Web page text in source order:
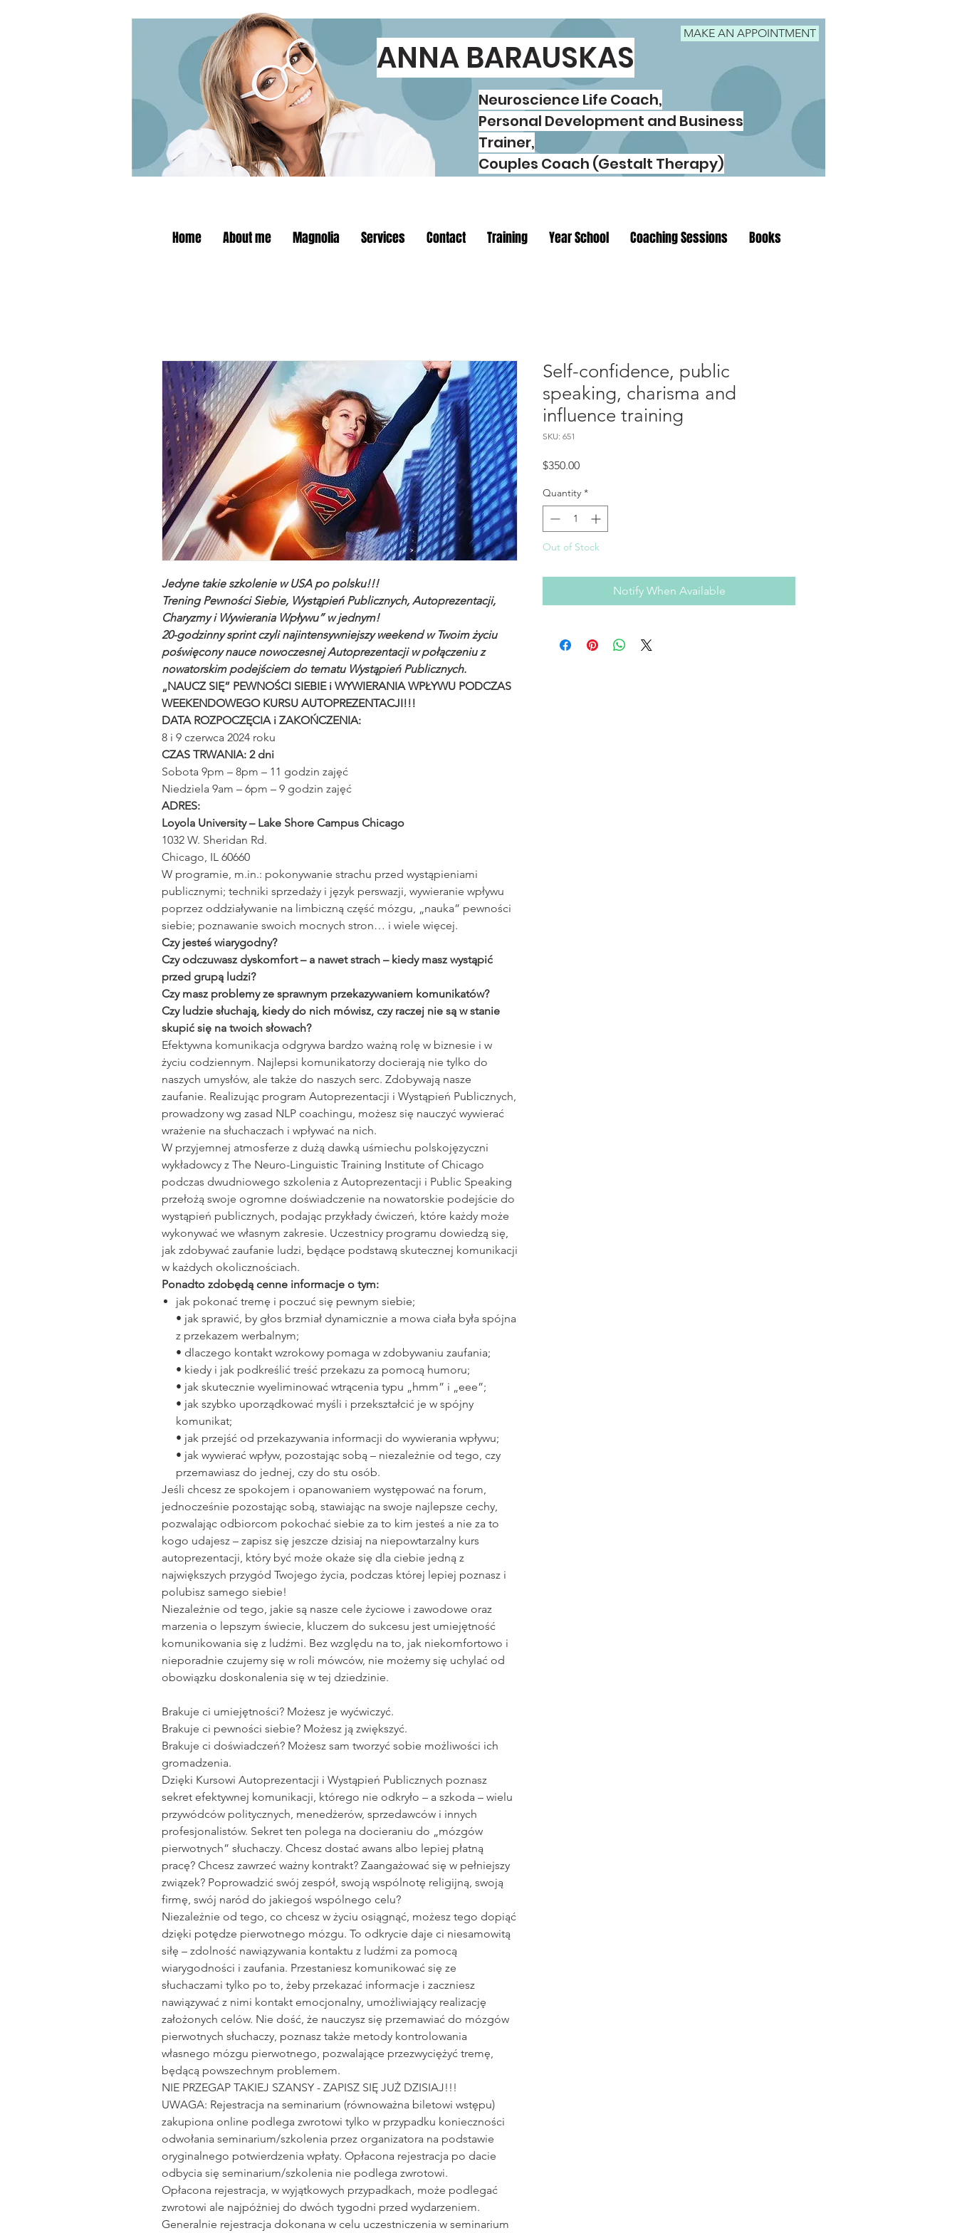
ANNA BARAUSKAS
Neuroscience Life Coach,
Personal Development and Business
Trainer,
Couples Coach (Gestalt Therapy)
MAKE AN APPOINTMENT
Home About me Magnolia Services Contact Training Year School Coaching Sessions Books
Jedyne takie szkolenie w USA po polsku!!!
Trening Pewności Siebie, Wystąpień Publicznych, Autoprezentacji,
Charyzmy i Wywierania Wpływu” w jednym!
20-godzinny sprint czyli najintensywniejszy weekend w Twoim życiu
poświęcony nauce nowoczesnej Autoprezentacji w połączeniu z
nowatorskim podejściem do tematu Wystąpień Publicznych.
„NAUCZ SIĘ” PEWNOŚCI SIEBIE i WYWIERANIA WPŁYWU PODCZAS
WEEKENDOWEGO KURSU AUTOPREZENTACJI!!!
DATA ROZPOCZĘCIA i ZAKOŃCZENIA:
8 i 9 czerwca 2024 roku
CZAS TRWANIA: 2 dni
Sobota 9pm – 8pm – 11 godzin zajęć
Niedziela 9am – 6pm – 9 godzin zajęć
ADRES:
Loyola University – Lake Shore Campus Chicago
1032 W. Sheridan Rd.
Chicago, IL 60660
W programie, m.in.: pokonywanie strachu przed wystąpieniami
publicznymi; techniki sprzedaży i język perswazji, wywieranie wpływu
poprzez oddziaływanie na limbiczną część mózgu, „nauka” pewności
siebie; poznawanie swoich mocnych stron… i wiele więcej.
Czy jesteś wiarygodny?
Czy odczuwasz dyskomfort – a nawet strach – kiedy masz wystąpić
przed grupą ludzi?
Czy masz problemy ze sprawnym przekazywaniem komunikatów?
Czy ludzie słuchają, kiedy do nich mówisz, czy raczej nie są w stanie
skupić się na twoich słowach?
Efektywna komunikacja odgrywa bardzo ważną rolę w biznesie i w
życiu codziennym. Najlepsi komunikatorzy docierają nie tylko do
naszych umysłów, ale także do naszych serc. Zdobywają nasze
zaufanie. Realizując program Autoprezentacji i Wystąpień Publicznych,
prowadzony wg zasad NLP coachingu, możesz się nauczyć wywierać
wrażenie na słuchaczach i wpływać na nich.
W przyjemnej atmosferze z dużą dawką uśmiechu polskojęzyczni
wykładowcy z The Neuro-Linguistic Training Institute of Chicago
podczas dwudniowego szkolenia z Autoprezentacji i Public Speaking
przełożą swoje ogromne doświadczenie na nowatorskie podejście do
wystąpień publicznych, podając przykłady ćwiczeń, które każdy może
wykonywać we własnym zakresie. Uczestnicy programu dowiedzą się,
jak zdobywać zaufanie ludzi, będące podstawą skutecznej komunikacji
w każdych okolicznościach.
Ponadto zdobędą cenne informacje o tym:
jak pokonać tremę i poczuć się pewnym siebie;
• jak sprawić, by głos brzmiał dynamicznie a mowa ciała była spójna
z przekazem werbalnym;
• dlaczego kontakt wzrokowy pomaga w zdobywaniu zaufania;
• kiedy i jak podkreślić treść przekazu za pomocą humoru;
• jak skutecznie wyeliminować wtrącenia typu „hmm” i „eee”;
• jak szybko uporządkować myśli i przekształcić je w spójny
komunikat;
• jak przejść od przekazywania informacji do wywierania wpływu;
• jak wywierać wpływ, pozostając sobą – niezależnie od tego, czy
przemawiasz do jednej, czy do stu osób.
Jeśli chcesz ze spokojem i opanowaniem występować na forum,
jednocześnie pozostając sobą, stawiając na swoje najlepsze cechy,
pozwalając odbiorcom pokochać siebie za to kim jesteś a nie za to
kogo udajesz – zapisz się jeszcze dzisiaj na niepowtarzalny kurs
autoprezentacji, który być może okaże się dla ciebie jedną z
największych przygód Twojego życia, podczas której lepiej poznasz i
polubisz samego siebie!
Niezależnie od tego, jakie są nasze cele życiowe i zawodowe oraz
marzenia o lepszym świecie, kluczem do sukcesu jest umiejętność
komunikowania się z ludźmi. Bez względu na to, jak niekomfortowo i
nieporadnie czujemy się w roli mówców, nie możemy się uchylać od
obowiązku doskonalenia się w tej dziedzinie.
Brakuje ci umiejętności? Możesz je wyćwiczyć.
Brakuje ci pewności siebie? Możesz ją zwiększyć.
Brakuje ci doświadczeń? Możesz sam tworzyć sobie możliwości ich
gromadzenia.
Dzięki Kursowi Autoprezentacji i Wystąpień Publicznych poznasz
sekret efektywnej komunikacji, którego nie odkryło – a szkoda – wielu
przywódców politycznych, menedżerów, sprzedawców i innych
profesjonalistów. Sekret ten polega na docieraniu do „mózgów
pierwotnych” słuchaczy. Chcesz dostać awans albo lepiej płatną
pracę? Chcesz zawrzeć ważny kontrakt? Zaangażować się w pełniejszy
związek? Poprowadzić swój zespół, swoją wspólnotę religijną, swoją
firmę, swój naród do jakiegoś wspólnego celu?
Niezależnie od tego, co chcesz w życiu osiągnąć, możesz tego dopiąć
dzięki potędze pierwotnego mózgu. To odkrycie daje ci niesamowitą
siłę – zdolność nawiązywania kontaktu z ludźmi za pomocą
wiarygodności i zaufania. Przestaniesz komunikować się ze
słuchaczami tylko po to, żeby przekazać informacje i zaczniesz
nawiązywać z nimi kontakt emocjonalny, umożliwiający realizację
założonych celów. Nie dość, że nauczysz się przemawiać do mózgów
pierwotnych słuchaczy, poznasz także metody kontrolowania
własnego mózgu pierwotnego, pozwalające przezwyciężyć tremę,
będącą powszechnym problemem.
NIE PRZEGAP TAKIEJ SZANSY - ZAPISZ SIĘ JUŻ DZISIAJ!!!
UWAGA: Rejestracja na seminarium (równoważna biletowi wstępu)
zakupiona online podlega zwrotowi tylko w przypadku konieczności
odwołania seminarium/szkolenia przez organizatora na podstawie
oryginalnego potwierdzenia wpłaty. Opłacona rejestracja po dacie
odbycia się seminarium/szkolenia nie podlega zwrotowi.
Opłacona rejestracja, w wyjątkowych przypadkach, może podlegać
zwrotowi ale najpóżniej do dwóch tygodni przed wydarzeniem.
Generalnie rejestracja dokonana w celu uczestniczenia w seminarium
Self-confidence, public
speaking, charisma and
influence training
SKU: 651
$350.00Price
Quantity *
Out of Stock
Notify When Available